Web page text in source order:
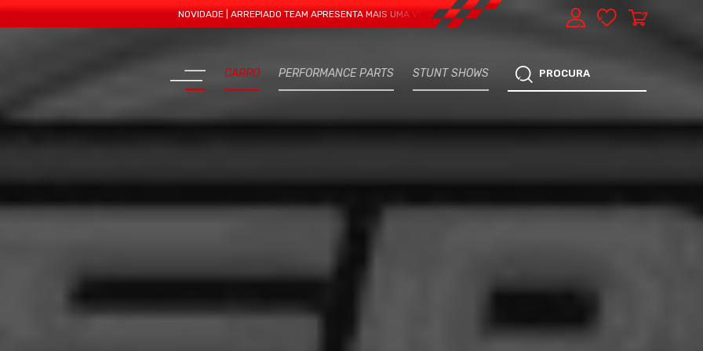
NOVIDADE | ARREPIADO TEAM APRESENTA MAIS UMA VERTENTE - EXPRESS CAR SERVICE, MANUTENÇÃO DO TEU CARRO -
CARRO PERFORMANCE PARTS STUNT SHOWS